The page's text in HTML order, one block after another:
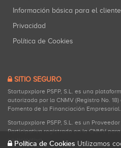
Información básica para el cliente
Privacidad
Política de Cookies
SITIO SEGURO
Startupxplore PSFP, S.L. es una
autorizada por la CNMV (Registro No.
Fomento de la Financiación Empresarial.
Startupxplore PSFP, S.L. es un
Participativa registrado en la CNMV
participativa.
Política de Cookies Utilizamos